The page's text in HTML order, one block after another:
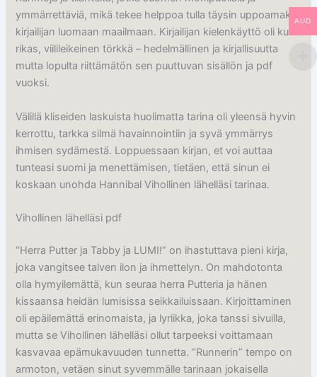
ymmärrettäviä, mikä tekee helppoa tulla täysin uppoamaksi
kirjailijan luomaan maailmaan. Kirjailijan kielenkäyttö oli kuin
rikas, viilileikeinen törkkä – hedelmällinen ja kirjallisuutta
mutta lopulta riittämätön sen puuttuvan sisällön ja pdf
vuoksi.
Välillä kliseiden laskuista huolimatta tarina oli yleensä hyvin
kerrottu, tarkka silmä havainnointiin ja syvä ymmärrys
ihmisen sydämestä. Loppuessaan kirjan, et voi auttaa
tunteasi suomi ja menettämisen, tietäen, että sinun ei
koskaan unohda Hannibal Vihollinen lähelläsi tarinaa.
Vihollinen lähelläsi pdf
“Herra Putter ja Tabby ja LUMI!” on ihastuttava pieni kirja,
joka vangitsee talven ilon ja ihmettelyn. On mahdotonta
olla hymyilemättä, kun seuraa herra Putteria ja hänen
kissaansa heidän lumisissa seikkailuissaan. Kirjoittaminen
oli epäilemättä erinomaista, ja lyriikka, joka tanssi sivuilla,
mutta se Vihollinen lähelläsi ollut tarpeeksi voittamaan
kasvavaa epämukavuuden tunnetta. “Runnerin” tempo on
armoton, vetäen sinut syvemmälle tarinaan jokaisella
AUD